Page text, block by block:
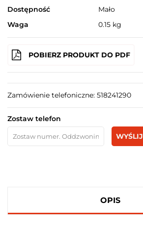
Dostępność
Mało
Waga
0.15 kg
POBIERZ PRODUKT DO PDF
Zamówienie telefoniczne: 518241290
Zostaw telefon
WYŚLIJ
OPIS